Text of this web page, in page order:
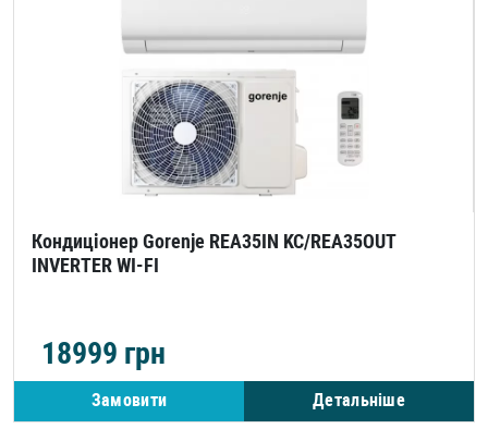
Кондиціонер Gorenje REA35IN KC/REA35OUT
INVERTER WI-FI
18999 грн
Замовити Детальніше